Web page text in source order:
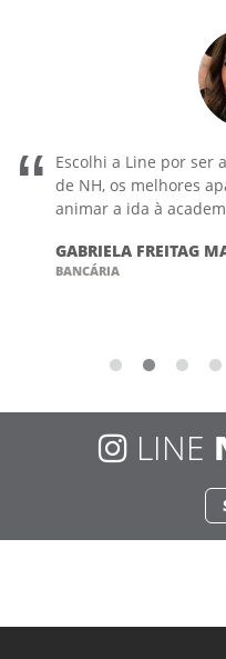
Escolhi a Line por ser
de NH, os melhores
animar a ida à
GABRIELA FREITAG
BANCÁRIA
LINE